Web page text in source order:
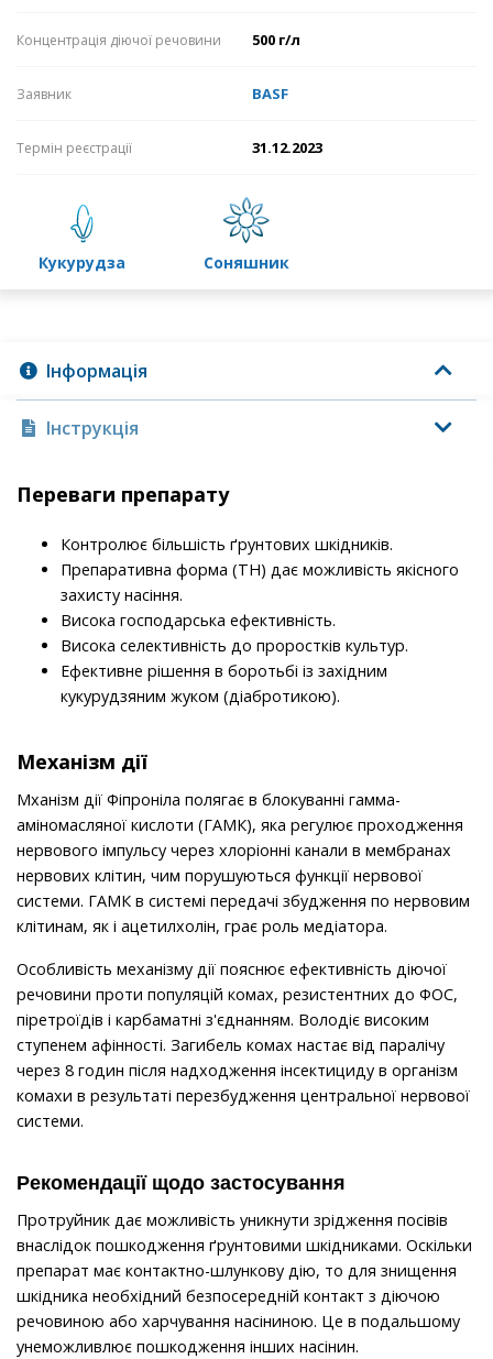
Концентрація діючої речовини 500 г/л
Заявник BASF
Термін реєстрації 31.12.2023
кукурудза соняшник
Інформація
Інструкція
Переваги препарату
Контролює бiльшiсть ґрунтових шкiдникiв.
Препаративна форма (ТН) дає можливiсть якiсного
захисту насiння.
Висока господарська ефективнiсть.
Висока селективність до проростків культур.
Ефективне рішення в боротьбі із західним
кукурудзяним жуком (діабротикою).
Механізм дії
Мханізм дії Фіпроніла полягає в блокуванні гамма-
аміномасляної кислоти (ГАМК), яка регулює проходження
нервового імпульсу через хлоріонні канали в мембранах
нервових клітин, чим порушуються функції нервової
системи. ГАМК в системі передачі збудження по нервовим
клітинам, як і ацетилхолін, грає роль медіатора.
Особливість механізму дії пояснює ефективність діючої
речовини проти популяцій комах, резистентних до ФОС,
піретроїдів і карбаматні з'єднанням. Володіє високим
ступенем афінності. Загибель комах настає від паралічу
через 8 годин після надходження інсектициду в організм
комахи в результаті перезбудження центральної нервової
системи.
Рекомендації щодо застосування
Протруйник дає можливість уникнути зрідження посівів
внаслідок пошкодження ґрунтовими шкідниками. Оскільки
препарат має контактно-шлункову дію, то для знищення
шкідника необхідний безпосередній контакт з діючою
речовиною або харчування насіниною. Це в подальшому
унеможливлює пошкодження інших насінин.